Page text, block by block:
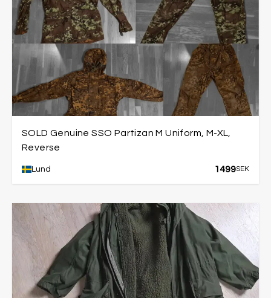
SOLD Genuine SSO Partizan M Uniform, M-XL,
Reverse
Lund 1499SEK